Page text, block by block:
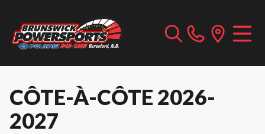
CÔTE-À-CÔTE 2026-
2027